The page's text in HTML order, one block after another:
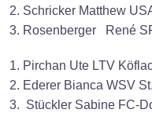
2. Schricker Matthew
3. Rosenberger René
1. Pirchan Ute LTV
2. Ederer Bianca WSV
3. Stückler Sabine FC-